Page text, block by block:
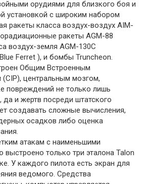
орудиями для близкого боя и
установкой с широким набором
ракеты класса воздух-воздух AIM-
ракеты AGM-88
воздух-земля AGM-130C
Ferret ), и бомбы Truncheon.
Общим Встроенным
центральным мозгом,
повреждений не только лишь
да и жертв посреди штатского
создавать сложные вычисления,
осадков либо оценка
атакам с наименьшими
выстроено только три эталона Talon
У каждого пилота есть экран для
ведомого. Средства